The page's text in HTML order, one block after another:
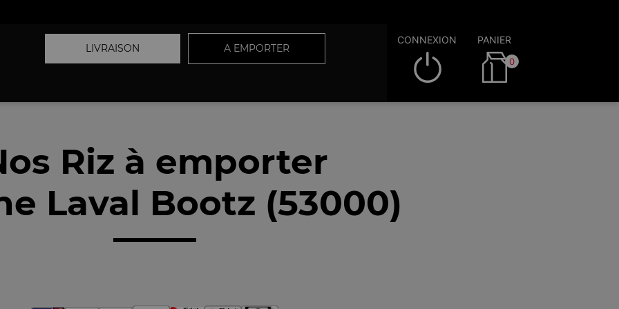
LIVRAISON A EMPORTER
CONNEXION PANIER
0
Riz à emporter
Laval Bootz (53000)